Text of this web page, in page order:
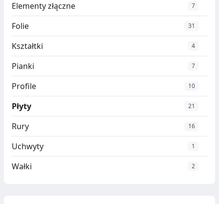
Elementy złączne 7
Folie 31
Kształtki 4
Pianki 7
Profile 10
Płyty 21
Rury 16
Uchwyty 1
Wałki 2